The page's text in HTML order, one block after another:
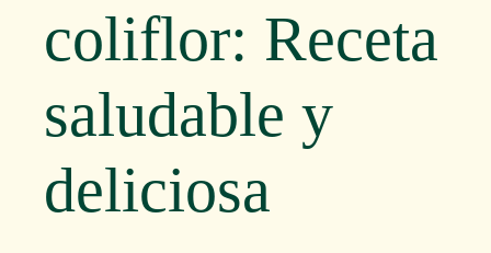
coliflor: Receta
saludable y
deliciosa